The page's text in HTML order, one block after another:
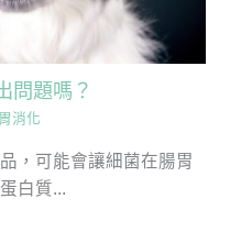
問題嗎？
消化
，可能會讓細菌在腸胃
白質...